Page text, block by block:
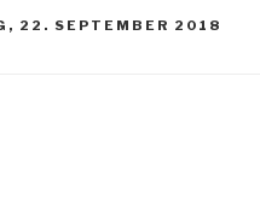
22. SEPTEMBER 2018